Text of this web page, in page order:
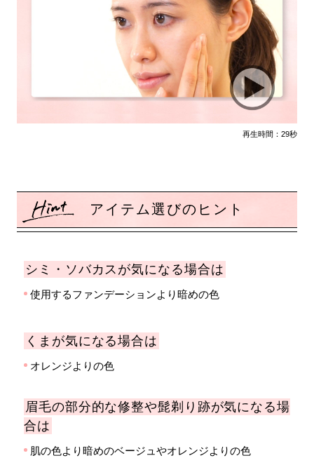
再生時間：29秒
アイテム選びのヒント
シミ・ソバカスが気になる場合は
使用するファンデーションより暗めの色
くまが気になる場合は
オレンジよりの色
眉毛の部分的な修整や髭剃り跡が気になる場
合は
肌の色より暗めのベージュやオレンジよりの色